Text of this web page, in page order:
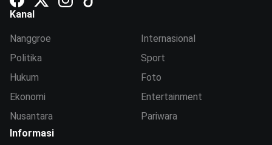
Kanal
Nanggroe
Politika
Hukum
Ekonomi
Nusantara
Internasional
Sport
Foto
Entertainment
Pariwara
Informasi